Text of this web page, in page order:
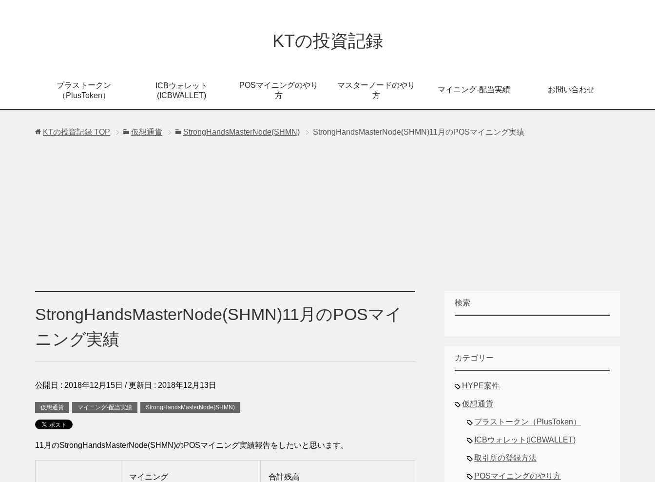
KTの投資記録
プラストークン
（PlusToken）
ICBウォレット
(ICBWALLET)
POSマイニングのやり
方
マスターノードのやり
方
マイニング-配当実績 お問い合わせ
KTの投資記録 TOP 仮想通貨 StrongHandsMasterNode(SHMN) StrongHandsMasterNode(SHMN)11月のPOSマイニング実績
StrongHandsMasterNode(SHMN)11月のPOSマイ
ニング実績
公開日 : 2018年12月15日 / 更新日 : 2018年12月13日
仮想通貨 マイニング-配当実績 StrongHandsMasterNode(SHMN)
11月のStrongHandsMasterNode(SHMN)のPOSマイニング実績報告をしたいと思います。
マイニング 合計残高
検索
カテゴリー
HYPE案件
仮想通貨
プラストークン（PlusToken）
ICBウォレット(ICBWALLET)
取引所の登録方法
POSマイニングのやり方